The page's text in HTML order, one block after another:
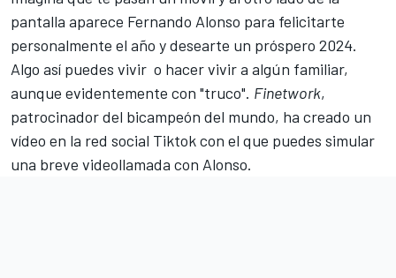
pantalla aparece Fernando Alonso para felicitarte
personalmente el año y desearte un próspero 2024.
Algo así puedes vivir o hacer vivir a algún familiar,
aunque evidentemente con "truco". Finetwork,
patrocinador del bicampeón del mundo, ha creado un
vídeo en la red social Tiktok con el que puedes simular
una breve videollamada con Alonso.